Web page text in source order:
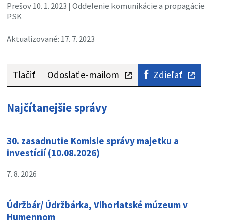
Prešov 10. 1. 2023 | Oddelenie komunikácie a propagácie
PSK
Aktualizované: 17. 7. 2023
Tlačiť Odoslať e-mailom Zdieľať
Najčítanejšie správy
30. zasadnutie Komisie správy majetku a
investícií (10.08.2026)
7. 8. 2026
Údržbár/ Údržbárka, Vihorlatské múzeum v
Humennom